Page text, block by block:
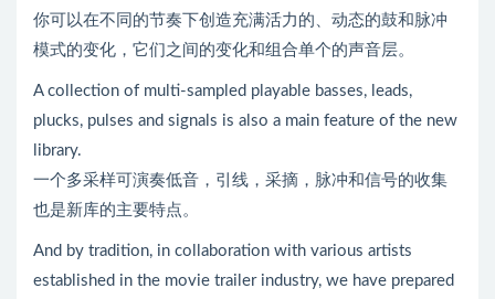
你可以在不同的节奏下创造充满活力的、动态的鼓和脉冲
模式的变化，它们之间的变化和组合单个的声音层。
A collection of multi-sampled playable basses, leads,
plucks, pulses and signals is also a main feature of the new
library.
一个多采样可演奏低音，引线，采摘，脉冲和信号的收集
也是新库的主要特点。
And by tradition, in collaboration with various artists
established in the movie trailer industry, we have prepared